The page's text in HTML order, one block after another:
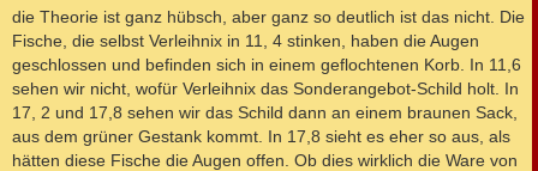
die Theorie ist ganz hübsch, aber ganz so deutlich ist das nicht. Die
Fische, die selbst Verleihnix in 11, 4 stinken, haben die Augen
geschlossen und befinden sich in einem geflochtenen Korb. In 11,6
sehen wir nicht, wofür Verleihnix das Sonderangebot-Schild holt. In
17, 2 und 17,8 sehen wir das Schild dann an einem braunen Sack,
aus dem grüner Gestank kommt. In 17,8 sieht es eher so aus, als
hätten diese Fische die Augen offen. Ob dies wirklich die Ware von